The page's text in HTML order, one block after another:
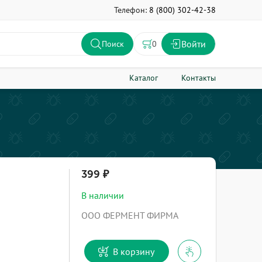
Телефон: 8 (800) 302-42-38
Поиск 0 Войти
Каталог Контакты
399
В наличии
ООО ФЕРМЕНТ ФИРМА
В корзину